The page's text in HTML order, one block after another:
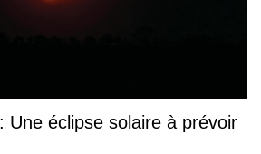
Une éclipse solaire à prévoir